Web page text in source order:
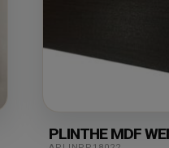
PLINTHE MDF